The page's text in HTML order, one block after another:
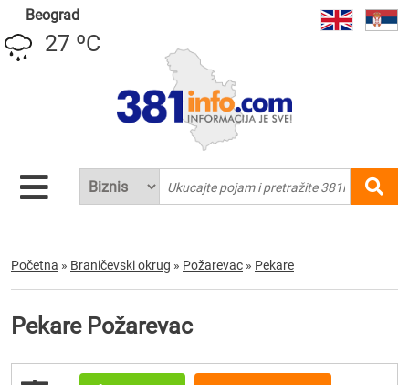
Beograd
27 ºC
Početna » Braničevski okrug » Požarevac » Pekare
Pekare Požarevac